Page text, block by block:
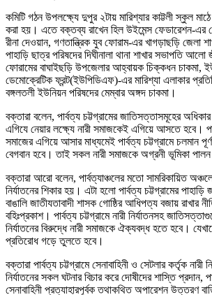
কমিটি গঠন উপলক্ষ্যে দুপুর ২টায় মারিশ্যার কাট্টলী স্কুল
করা হয়। এতে বক্তব্য রাখেন হিল উইমেন্স ফেডারেশন-এর
রীনা দেওয়ান, গণতান্ত্রিক যুব ফোরাম-এর খাগড়াছড়ি জেলা
পাহাড়ি ছাত্র পরিষদের দিঘীনালা থানা শাখার সভাপতি আলো
ফোরামের বাঘাইছড়ি উপজেলার আহ্বায়ক চিক্কধন চাকমা,
ডেমোক্রেটিক ফ্রন্ট(ইউপিডিএফ)-এর মারিশ্যা এলাকার
বঙ্গলতলী ইউনিয়ন পরিষদের মেম্বার অঙ্গদ চাকমা।
বক্তারা বলেন, পার্বত্য চট্টগ্রামের জাতিসত্তাসমূহের
এগিযে নেয়ার লক্ষ্যে নারী সমাজকেই এগিয়ে আসতে হবে।
সমাজের এগিয়ে আসার মাধ্যমেই পার্বত্য চট্টগ্রামে চলমান
বেগবান হবে। তাই সকল নারী সমাজকে অগ্রনী ভূমিকা
বক্তারা আরো বলেন, পার্বত্যাঞ্চলের মতো সামরিকায়িত অঞ্চলে
নির্যাতনের শিকার হয়। এটা হলো পার্বত্য চট্টগ্রামের
বাঙালি জাতীযতাবাদী শাসক গোষ্ঠির আধিপত্য বজায় রাখার
বহিঃপ্রকাশ। পার্বত্য চট্টগ্রামে নারী নির্যাতনসহ
নির্যাতনের বিরুদ্ধে নারী সমাজকে ঐক্যবদ্ধ হতে হবে।
প্রতিরোধ গড়ে তুলতে হবে।
বক্তারা পার্বত্য চট্টগ্রামে সেনাবাহিনী ও সেটলার কর্তৃক নারী
নির্যাতনের সকল ঘটনার বিচার করে দোষীদের শাস্তি প্রদান,
সেনাবাহিনী প্রত্যাহারপূর্বক তথাকথিত অপারেশন উত্তরণ